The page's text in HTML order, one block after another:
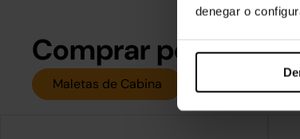
denegar o
Comprar por
Maletas de Cabina